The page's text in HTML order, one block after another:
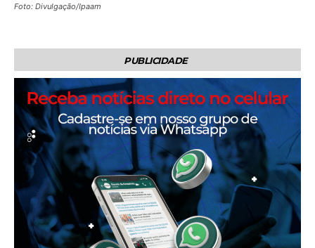
Foto: Divulgação/Ipaam
PUBLICIDADE